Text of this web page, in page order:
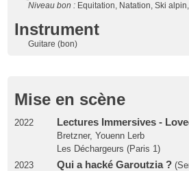
Niveau bon : Equitation, Natation, Ski
Instrument
Guitare (bon)
Mise en scène
2022 Lectures Immersives -
Bretzner, Youenn Lerb
Les Déchargeurs (Paris 1)
2023
Qui a hacké Garoutzia ?